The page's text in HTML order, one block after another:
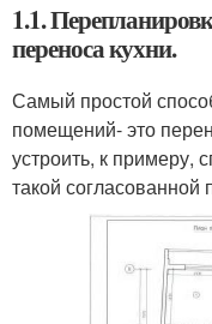
1.1.
переноса кухни.
Самый простой
помещений- это
устроить, к
такой согласованной